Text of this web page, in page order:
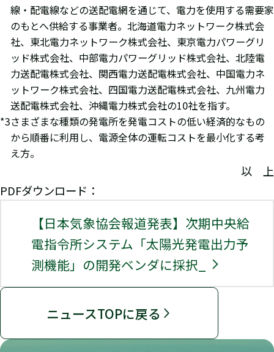
線・配電線などの送配電網を通じて、電力を使用する需要家
のもとへ供給する事業者。北海道電力ネットワーク株式会
社、東北電力ネットワーク株式会社、東京電力パワーグリ
ッド株式会社、中部電力パワーグリッド株式会社、北陸電
力送配電株式会社、関西電力送配電株式会社、中国電力ネ
ットワーク株式会社、四国電力送配電株式会社、九州電力
送配電株式会社、沖縄電力株式会社の10社を指す。
さまざまな種類の発電所を発電コストの低い経済的なもの
から順番に利用し、電源全体の運転コストを最小化する考
え方。
以 上
PDFダウンロード：
【日本気象協会報道発表】次期中央給
電指令所システム「太陽光発電出力予
測機能」の開発ベンダに採択_
ニュースTOPに戻る